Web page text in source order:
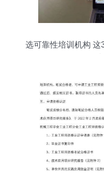
选可靠性培训机构